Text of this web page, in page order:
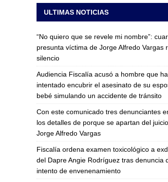
ULTIMAS NOTICIAS
“No quiero que se revele mi nombre”:
presunta víctima de Jorge Alfredo Vargas
silencio
Audiencia Fiscalía acusó a hombre que
intentado encubrir el asesinato de su
bebé simulando un accidente de tránsito
Con este comunicado tres denunciantes
los detalles de porque se apartan del
Jorge Alfredo Vargas
Fiscalía ordena examen toxicológico a
del Dapre Angie Rodríguez tras denuncia
intento de envenenamiento